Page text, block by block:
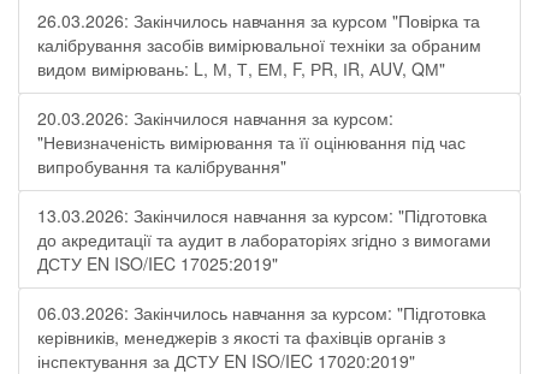
26.03.2026: Закінчилось навчання за курсом "Повірка та
калібрування засобів вимірювальної техніки за обраним
видом вимірювань: L, М, Т, ЕМ, F, РR, ІR, АUV, QМ"
20.03.2026: Закінчилося навчання за курсом:
"Невизначеність вимірювання та її оцінювання під час
випробування та калібрування"
13.03.2026: Закінчилося навчання за курсом: "Підготовка
до акредитації та аудит в лабораторіях згідно з вимогами
ДСТУ EN ISO/IEC 17025:2019"
06.03.2026: Закінчилось навчання за курсом: "Підготовка
керівників, менеджерів з якості та фахівців органів з
інспектування за ДСТУ EN ISO/IEC 17020:2019"